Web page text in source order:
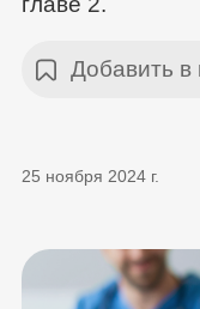
Добавить в
25 ноября 2024 г.